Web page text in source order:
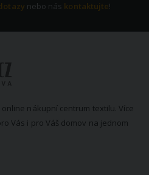
nebo nás kontaktujte!
nákupní centrum textilu. Více
Vás i pro Váš domov na jednom